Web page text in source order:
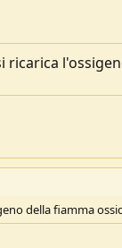
ricarica
della fiamma